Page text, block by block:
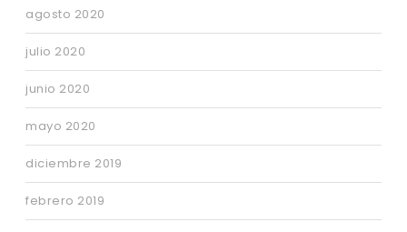
agosto 2020
julio 2020
junio 2020
mayo 2020
diciembre 2019
febrero 2019